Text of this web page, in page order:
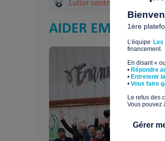
Lutter contre l'exclusion
AIDER EMMAUS A
1ère
L’équipe
financement.
En disant «
• Répondre
• Entretenir
​• Vous faire
​Le refus des
Vous pouvez
Gérer